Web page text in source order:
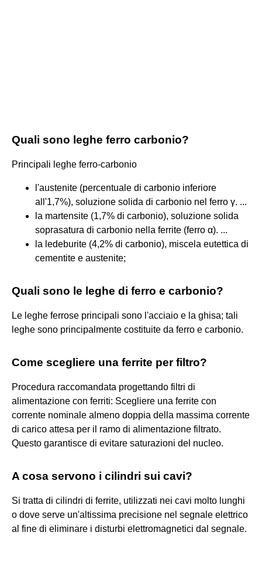
Quali sono leghe ferro carbonio?
Principali leghe ferro-carbonio
l'austenite (percentuale di carbonio inferiore
all'1,7%), soluzione solida di carbonio nel ferro γ. ...
la martensite (1,7% di carbonio), soluzione solida
soprasatura di carbonio nella ferrite (ferro α). ...
la ledeburite (4,2% di carbonio), miscela eutettica di
cementite e austenite;
Quali sono le leghe di ferro e carbonio?
Le leghe ferrose principali sono l'acciaio e la ghisa; tali
leghe sono principalmente costituite da ferro e carbonio.
Come scegliere una ferrite per filtro?
Procedura raccomandata progettando filtri di
alimentazione con ferriti: Scegliere una ferrite con
corrente nominale almeno doppia della massima corrente
di carico attesa per il ramo di alimentazione filtrato.
Questo garantisce di evitare saturazioni del nucleo.
A cosa servono i cilindri sui cavi?
Si tratta di cilindri di ferrite, utilizzati nei cavi molto lunghi
o dove serve un'altissima precisione nel segnale elettrico
al fine di eliminare i disturbi elettromagnetici dal segnale.